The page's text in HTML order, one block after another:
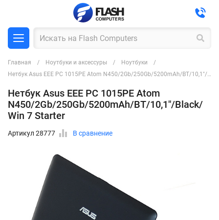
Главная Ноутбуки и аксессуры
Ноутбуки
Нетбук Asus EEE PC 1015PE Atom N450/2Gb/250Gb/5200mAh/BT/10,1"/Black/Win 7 Starter
Нетбук Asus EEE PC 1015PE Atom
N450/2Gb/250Gb/5200mAh/BT/10,1"/Black/
Win 7 Starter
Артикул 28777 В сравнение